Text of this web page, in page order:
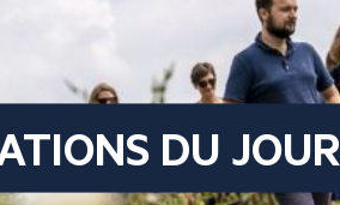
DU JOUR